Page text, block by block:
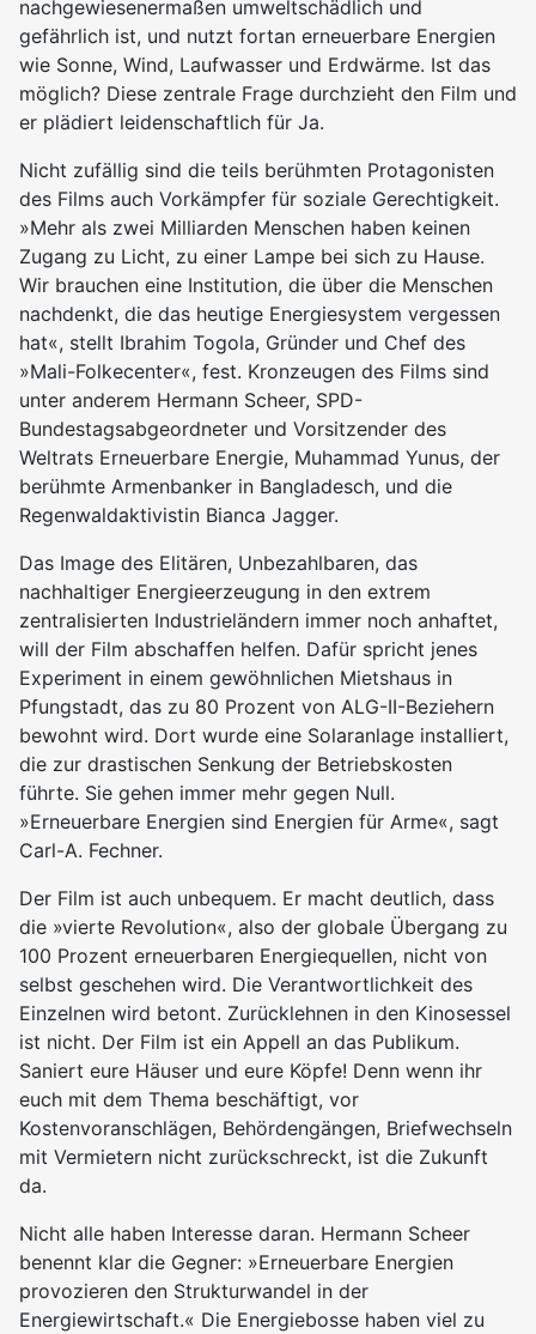
nachgewiesenermaßen umweltschädlich und
gefährlich ist, und nutzt fortan erneuerbare Energien
wie Sonne, Wind, Laufwasser und Erdwärme. Ist das
möglich? Diese zentrale Frage durchzieht den Film und
er plädiert leidenschaftlich für Ja.
Nicht zufällig sind die teils berühmten Protagonisten
des Films auch Vorkämpfer für soziale Gerechtigkeit.
»Mehr als zwei Milliarden Menschen haben keinen
Zugang zu Licht, zu einer Lampe bei sich zu Hause.
Wir brauchen eine Institution, die über die Menschen
nachdenkt, die das heutige Energiesystem vergessen
hat«, stellt Ibrahim Togola, Gründer und Chef des
»Mali-Folkecenter«, fest. Kronzeugen des Films sind
unter anderem Hermann Scheer, SPD-
Bundestagsabgeordneter und Vorsitzender des
Weltrats Erneuerbare Energie, Muhammad Yunus, der
berühmte Armenbanker in Bangladesch, und die
Regenwaldaktivistin Bianca Jagger.
Das Image des Elitären, Unbezahlbaren, das
nachhaltiger Energieerzeugung in den extrem
zentralisierten Industrieländern immer noch anhaftet,
will der Film abschaffen helfen. Dafür spricht jenes
Experiment in einem gewöhnlichen Mietshaus in
Pfungstadt, das zu 80 Prozent von ALG-II-Beziehern
bewohnt wird. Dort wurde eine Solaranlage installiert,
die zur drastischen Senkung der Betriebskosten
führte. Sie gehen immer mehr gegen Null.
»Erneuerbare Energien sind Energien für Arme«, sagt
Carl-A. Fechner.
Der Film ist auch unbequem. Er macht deutlich, dass
die »vierte Revolution«, also der globale Übergang zu
100 Prozent erneuerbaren Energiequellen, nicht von
selbst geschehen wird. Die Verantwortlichkeit des
Einzelnen wird betont. Zurücklehnen in den Kinosessel
ist nicht. Der Film ist ein Appell an das Publikum.
Saniert eure Häuser und eure Köpfe! Denn wenn ihr
euch mit dem Thema beschäftigt, vor
Kostenvoranschlägen, Behördengängen, Briefwechseln
mit Vermietern nicht zurückschreckt, ist die Zukunft
da.
Nicht alle haben Interesse daran. Hermann Scheer
benennt klar die Gegner: »Erneuerbare Energien
provozieren den Strukturwandel in der
Energiewirtschaft.« Die Energiebosse haben viel zu